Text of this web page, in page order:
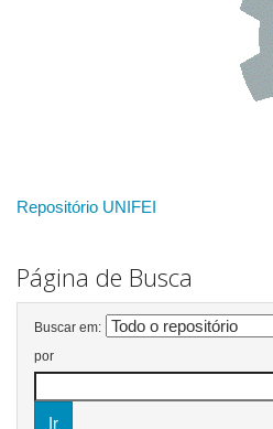
Repositório UNIFEI
Página de Busca
Buscar em:
por